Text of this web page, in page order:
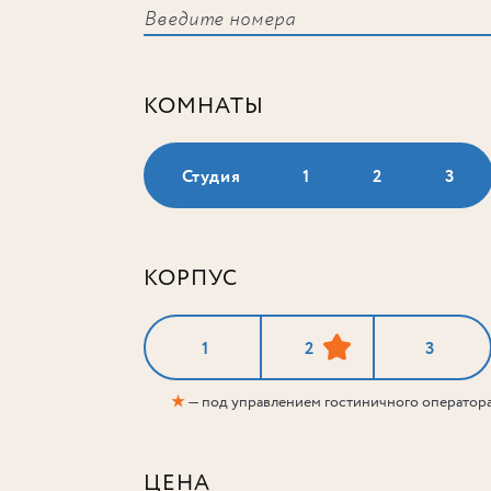
КОМНАТЫ
Студия 1 2 3
КОРПУС
1 2 3
★— под управлением гостиничного
ЦЕНА